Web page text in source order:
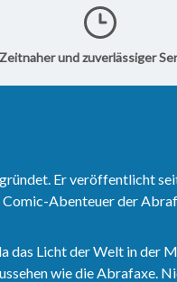
Zeitnaher und zuverlässiger
Er veröffentlicht
Comic-Abenteuer der
das Licht der Welt in
wie die Abrafaxe.